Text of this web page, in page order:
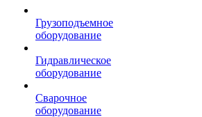
Грузоподъемное
оборудование
Гидравлическое
оборудование
Сварочное
оборудование